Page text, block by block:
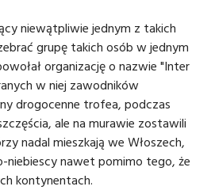
niewątpliwie jednym z takich
grupę takich osób w jednym
organizację o nazwie "Inter
w niej zawodników
drogocenne trofea, podczas
ale na murawie zostawili
nadal mieszkają we Włoszech,
niebiescy nawet pomimo tego, że
kontynentach.